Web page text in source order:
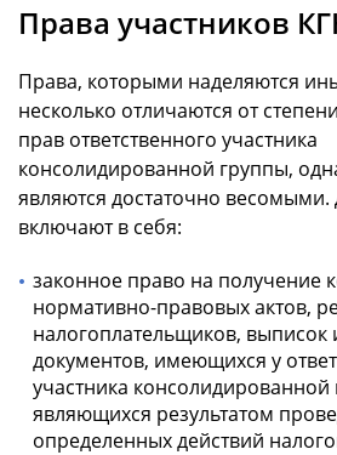
Права участников
Права, которыми наделяются
несколько отличаются от
прав ответственного участника
консолидированной группы,
являются достаточно
включают в себя:
законное право на получение
нормативно-правовых актов,
налогоплательщиков, выписок
документов, имеющихся у
участника консолидированной
являющихся результатом
определенных действий